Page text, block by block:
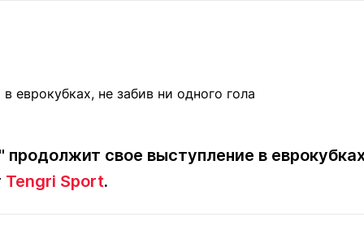
Контакты редакции
продолжит свое выступление в
Tengri Sport.